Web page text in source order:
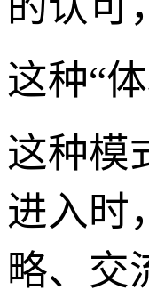
这种“
这种模
进入时
略、交